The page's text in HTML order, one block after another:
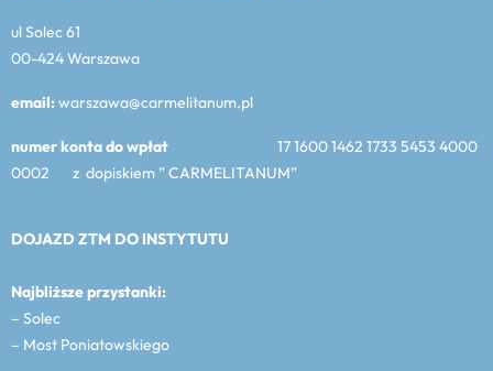
ul Solec 61
00-424 Warszawa
email:warszawa@carmelitanum.pl
numer konta do wpłat 17 1600 1462 1733 5453 4000
0002 z dopiskiem ” CARMELITANUM”
DOJAZD ZTM DO INSTYTUTU
Najbliższe przystanki:
– Solec
– Most Poniatowskiego